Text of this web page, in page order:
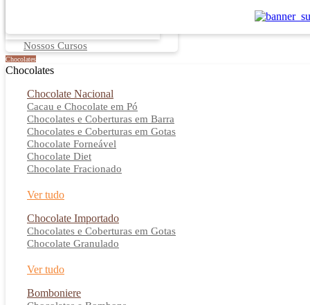
Nossos Cursos
Chocolates
Chocolates
Chocolate Nacional
Cacau e Chocolate em Pó
Chocolates e Coberturas em Barra
Chocolates e Coberturas em Gotas
Chocolate Forneável
Chocolate Diet
Chocolate Fracionado
Ver tudo
Chocolate Importado
Chocolates e Coberturas em Gotas
Chocolate Granulado
Ver tudo
Bomboniere